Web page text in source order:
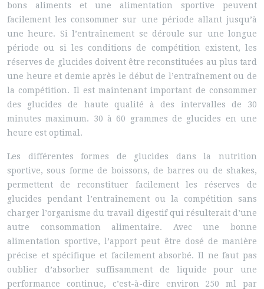
bons aliments et une alimentation sportive peuvent
facilement les consommer sur une période allant jusqu’à
une heure. Si l’entraînement se déroule sur une longue
période ou si les conditions de compétition existent, les
réserves de glucides doivent être reconstituées au plus tard
une heure et demie après le début de l’entraînement ou de
la compétition. Il est maintenant important de consommer
des glucides de haute qualité à des intervalles de 30
minutes maximum. 30 à 60 grammes de glucides en une
heure est optimal.
Les différentes formes de glucides dans la nutrition
sportive, sous forme de boissons, de barres ou de shakes,
permettent de reconstituer facilement les réserves de
glucides pendant l’entraînement ou la compétition sans
charger l’organisme du travail digestif qui résulterait d’une
autre consommation alimentaire. Avec une bonne
alimentation sportive, l’apport peut être dosé de manière
précise et spécifique et facilement absorbé. Il ne faut pas
oublier d’absorber suffisamment de liquide pour une
performance continue, c’est-à-dire environ 250 ml par